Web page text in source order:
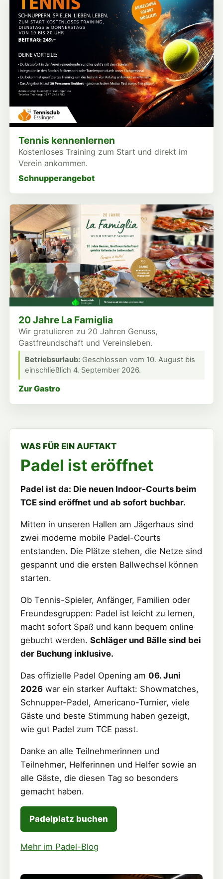
Tennis kennenlernen
Kostenloses Training zum Start und direkt im
Verein ankommen.
Schnupperangebot
20 Jahre La Famiglia
Wir gratulieren zu 20 Jahren Genuss,
Gastfreundschaft und Vereinsleben.
Betriebsurlaub: Geschlossen vom 10. August bis
einschließlich 4. September 2026.
Zur Gastro
WAS FÜR EIN AUFTAKT
Padel ist eröffnet
Padel ist da: Die neuen Indoor-Courts beim
TCE sind eröffnet und ab sofort buchbar.
Mitten in unseren Hallen am Jägerhaus sind
zwei moderne mobile Padel-Courts
entstanden. Die Plätze stehen, die Netze sind
gespannt und die ersten Ballwechsel können
starten.
Ob Tennis-Spieler, Anfänger, Familien oder
Freundesgruppen: Padel ist leicht zu lernen,
macht sofort Spaß und kann bequem online
gebucht werden. Schläger und Bälle sind bei
der Buchung inklusive.
Das offizielle Padel Opening am 06. Juni
2026 war ein starker Auftakt: Showmatches,
Schnupper-Padel, Americano-Turnier, viele
Gäste und beste Stimmung haben gezeigt,
wie gut Padel zum TCE passt.
Danke an alle Teilnehmerinnen und
Teilnehmer, Helferinnen und Helfer sowie an
alle Gäste, die diesen Tag so besonders
gemacht haben.
Padelplatz buchen
Mehr im Padel-Blog